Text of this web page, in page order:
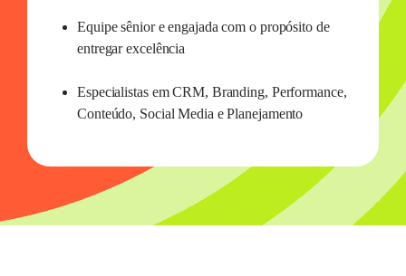
Equipe sênior e engajada com o propósito de
entregar excelência
Especialistas em CRM, Branding, Performance,
Conteúdo, Social Media e Planejamento